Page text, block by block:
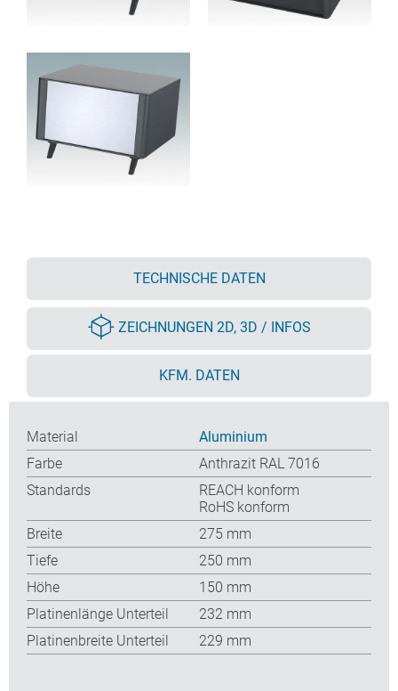
TECHNISCHE DATEN
ZEICHNUNGEN 2D, 3D / INFOS
KFM. DATEN
Material
Aluminium
Farbe
Anthrazit RAL 7016
Standards
REACH konform
RoHS konform
Breite
275 mm
Tiefe
250 mm
Höhe
150 mm
Platinenlänge Unterteil
232 mm
Platinenbreite Unterteil
229 mm